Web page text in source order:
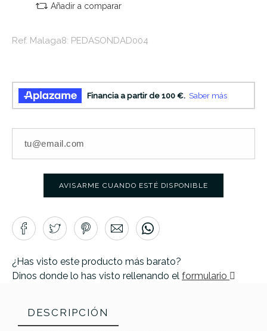
Añadir a comparar
Ref. Malaga8: PEDASONDAD004
AVISARME CUANDO ESTÉ DISPONIBLE
¿Has visto este producto más barato?
Dinos donde lo has visto rellenando el formulario
DESCRIPCIÓN